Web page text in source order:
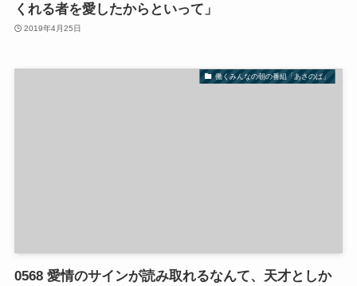
くれる者を愛したからといって」
2019年4月25日
働くみんなの朝の番組「あさのば」
0568 愛情のサインが読み取れるなんて、天才としか